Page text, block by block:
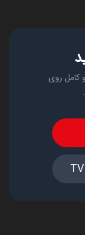
کامل روی